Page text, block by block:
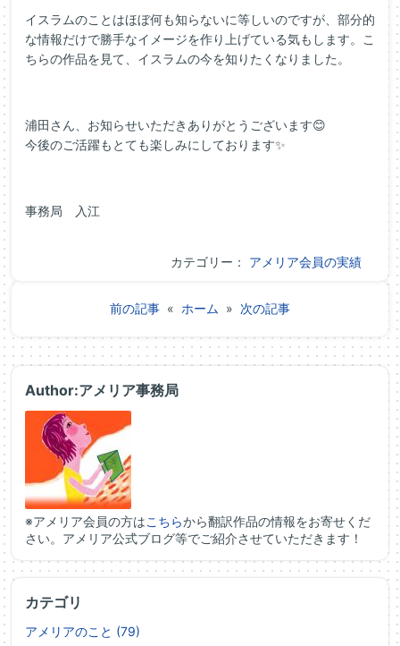
イスラムのことはほぼ何も知らないに等しいのですが、部分的
な情報だけで勝手なイメージを作り上げている気もします。こ
ちらの作品を見て、イスラムの今を知りたくなりました。
浦田さん、お知らせいただきありがとうございます😊
今後のご活躍もとても楽しみにしております✨
事務局 入江
カテゴリー： アメリア会員の実績
前の記事 « ホーム » 次の記事
Author:アメリア事務局
※アメリア会員の方はこちらから翻訳作品の情報をお寄せくだ
さい。アメリア公式ブログ等でご紹介させていただきます！
カテゴリ
アメリアのこと (79)